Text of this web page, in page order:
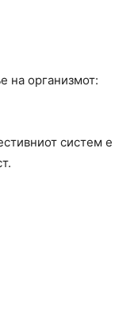
на организмот:
систем е